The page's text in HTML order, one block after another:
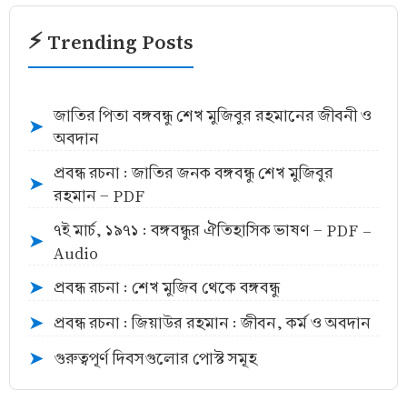
⚡ Trending Posts
➤
জাতির পিতা বঙ্গবন্ধু শেখ মুজিবুর রহমানের জীবনী ও
অবদান
➤
প্রবন্ধ রচনা : জাতির জনক বঙ্গবন্ধু শেখ মুজিবুর
রহমান - PDF
➤
৭ই মার্চ, ১৯৭১ : বঙ্গবন্ধুর ঐতিহাসিক ভাষণ - PDF -
Audio
➤ প্রবন্ধ রচনা : শেখ মুজিব থেকে বঙ্গবন্ধু
➤ প্রবন্ধ রচনা : জিয়াউর রহমান : জীবন, কর্ম ও অবদান
➤ গুরুত্বপূর্ণ দিবসগুলোর পোস্ট সমূহ